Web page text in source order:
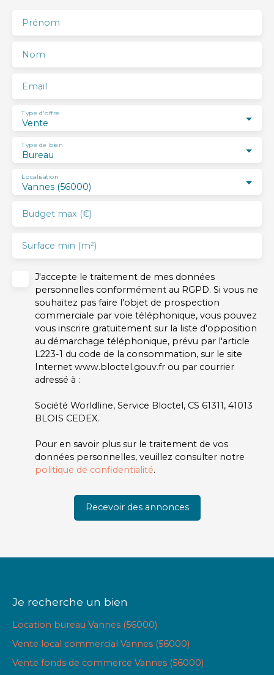
#Saint-Nolff, #Sarzeau, #Séné, #Surzur, #Theix-Noyalo,
Prénom
Nom
Email
Vente
Type d'offre
Bureau
Type de bien
Vannes (56000)
Localisation
Budget max (€)
Surface min (m²)
J'accepte le traitement de mes données
personnelles conformément au RGPD. Si vous ne
souhaitez pas faire l'objet de prospection
commerciale par voie téléphonique, vous pouvez
vous inscrire gratuitement sur la liste d'opposition
au démarchage téléphonique, prévu par l'article
L223-1 du code de la consommation, sur le site
Internet www.bloctel.gouv.fr ou par courrier
adressé à :
Société Worldline, Service Bloctel, CS 61311, 41013
BLOIS CEDEX.
Pour en savoir plus sur le traitement de vos
données personnelles, veuillez consulter notre
politique de confidentialité.
Recevoir des annonces
Je recherche un bien
Location bureau Vannes (56000)
Vente local commercial Vannes (56000)
Vente fonds de commerce Vannes (56000)